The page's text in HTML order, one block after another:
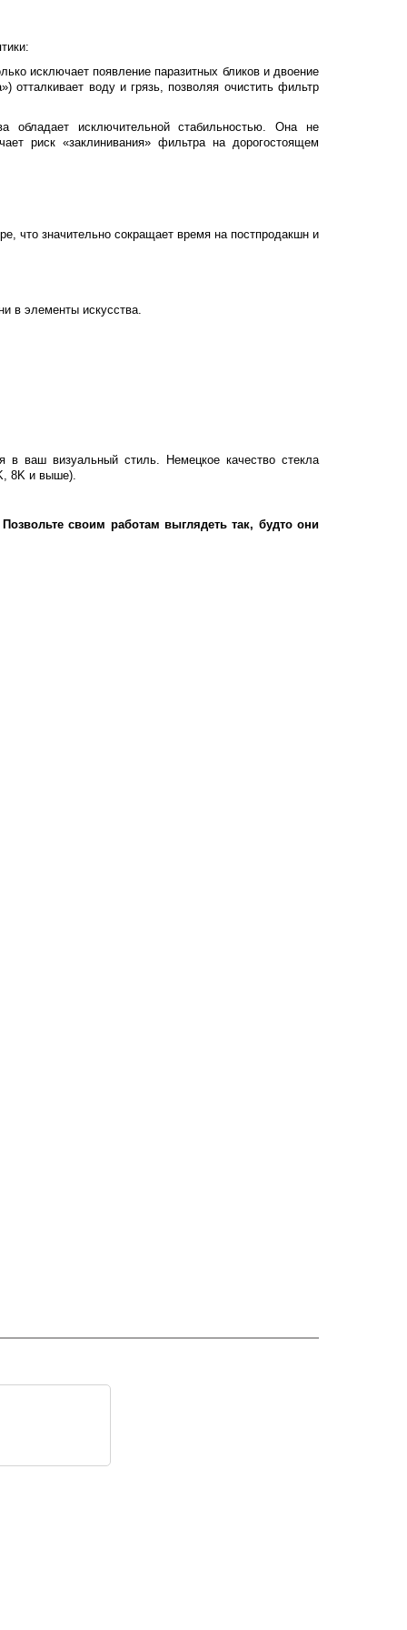
исключает появление паразитных бликов и двоение
воду и грязь, позволяя очистить фильтр
исключительной стабильностью. Она не
риск «заклинивания» фильтра на дорогостоящем
что значительно сокращает время на постпродакшн и
в элементы искусства.
в ваш визуальный стиль. Немецкое качество стекла
8K и выше).
своим работам выглядеть так, будто они